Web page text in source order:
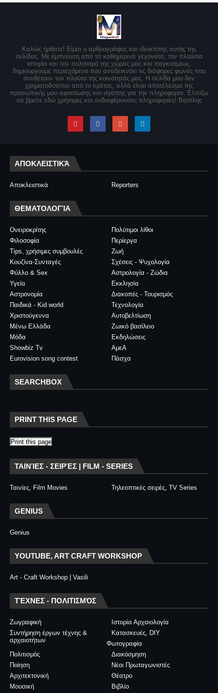
Καλώς ήρθατε! Είμαι ο αρθρογράφος και ιδιοκτήτης αυτής της
σελίδας. Με έμπνευση από τα καθημερινά γεγονότα, την πλούσια
ιστορία και τον πολιτισμό της χώρας μας και παγκοσμίως,
δημιουργούμε περιεχόμενο που αναδεικνύει τις διάφορες φωνές που
συνθέτουν τον πλούτο της κοινότητάς μας. Η σελίδα μου δεν
χρηματοδοτείται από το κράτος, αλλά είναι αποτέλεσμα της
προσωπικής μου αφοσίωσης και αγάπης για την πληροφορία. Ελπίζω
να βρείτε εδώ χρήσιμες και ενδιαφέρουσες πληροφορίες! Βασίλης
ΑΠΟΚΛΕΙΣΤΙΚΆ
Αποκλειστικά Reporters
ΘΕΜΑΤΟΛΟΓΊΑ
Ονειροκρίτης
Πολύτιμοι λίθοι
Φιλοσοφία
Περίεργα
Tips, χρήσιμες συμβουλές
Ζωή
Κουζίνα-Συνταγές
Σχέσεις - Ψυχολογία
Φύλλο & Sex
Αστρολογία - Ζώδια
Υγεία
Εκκλησία
Αστρονομία
Διακοπές - Τουρισμός
Παιδικά - Kid world
Τεχνολογία
Χριστούγεννα
Αυτοβελτίωση
Μένω Ελλάδα
Ζωικό βασίλειο
Μόδα
Εκδηλώσεις
Showbiz Tv
ΑμεΑ
Eurovision song contest
Πάσχα
SEARCHBOX
PRINT THIS PAGE
Print this page
ΤΑΙΝΊΕΣ - ΣΕΙΡΈΣ | FILM - SERIES
Ταινίες, Film Movies Τηλεοπτικές σειρές, TV Series
GENIUS
Genius
YOUTUBE, ART CRAFT WORKSHOP
Art - Craft Workshop | Vasili
ΤΈΧΝΕΣ - ΠΟΛΙΤΙΣΜΌΣ
Ζωγραφική
Ιστορία Αρχαιολογία
Συντήρηση έργων τέχνης &
αρχαιοτήτων
Κατασκευές, DIY
Φωτογραφία
Διακόσμηση
Πολιτισμός
Νέοι Πρωταγωνιστές
Ποίηση
Θέατρο
Αρχιτεκτονική
Βιβλίο
Μουσική